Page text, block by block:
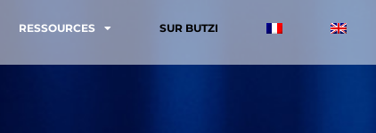
RESSOURCES SUR BUTZI